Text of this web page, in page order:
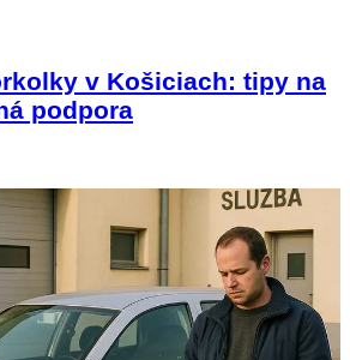
v Košiciach: tipy na
podpora